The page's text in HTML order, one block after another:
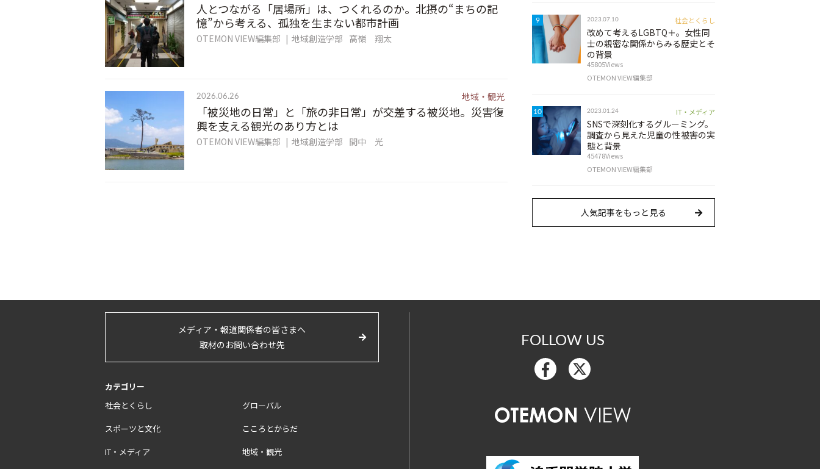
人とつながる「居場所」は、つくれるのか。北摂の“まちの記
憶”から考える、孤独を生まない都市計画
OTEMON VIEW編集部 地域創造学部 髙嶺 翔太
2026.06.26 地域・観光
「被災地の日常」と「旅の非日常」が交差する被災地。災害復
興を支える観光のあり方とは
OTEMON VIEW編集部 地域創造学部 間中 光
9 2023.07.10 社会とくらし
改めて考えるLGBTQ＋。女性同
士の親密な関係からみる歴史とそ
の背景
45805Views
OTEMON VIEW編集部
10 2023.01.24 IT・メディア
SNSで深刻化するグルーミング。
調査から見えた児童の性被害の実
態と背景
45478Views
OTEMON VIEW編集部
人気記事をもっと見る
メディア・報道関係者の皆さまへ
取材のお問い合わせ先
カテゴリー
社会とくらし
グローバル
スポーツと文化
こころとからだ
IT・メディア
地域・観光
FOLLOW US